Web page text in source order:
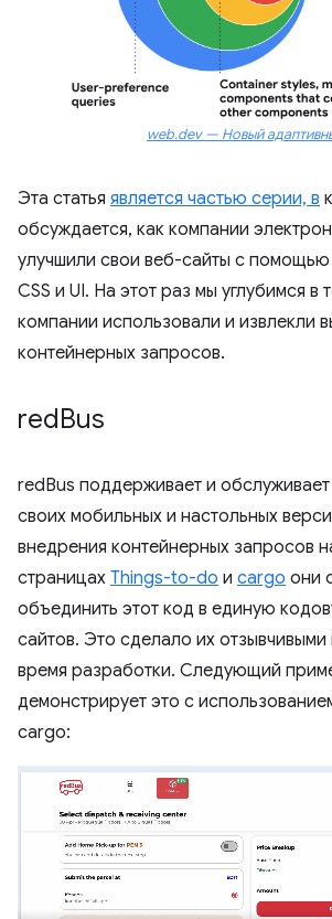
web.dev — Новый
Эта статья является частью серии, в
обсуждается, как компании
улучшили свои веб-сайты с
CSS и UI. На этот раз мы углубимся в
компании использовали и извлекли
контейнерных запросов.
redBus
redBus поддерживает и
своих мобильных и настольных
внедрения контейнерных запросов
страницах Things-to-do и cargo они
объединить этот код в единую
сайтов. Это сделало их
время разработки. Следующий
демонстрирует это с
cargo: